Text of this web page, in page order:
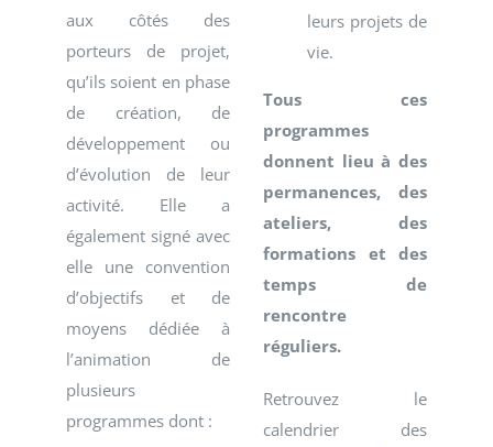
aux côtés des
porteurs de projet,
qu’ils soient en phase
de création, de
développement ou
d’évolution de leur
activité. Elle a
également signé avec
elle une convention
d’objectifs et de
moyens dédiée à
l’animation de
plusieurs
programmes dont :
leurs projets de
vie.
Tous ces
programmes
donnent lieu à des
permanences, des
ateliers, des
formations et des
temps de
rencontre
réguliers.
Retrouvez le
calendrier des